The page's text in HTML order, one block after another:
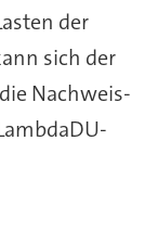
der
sich der
Nachweis-